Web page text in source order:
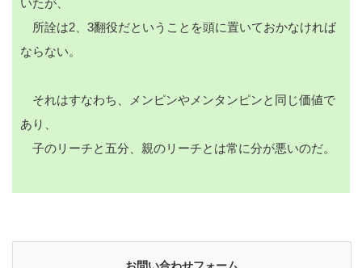
いたが、
所詮は2、3翻役だということを頭に置いておかなければ
ならない。
それはすなわち、メンピンやメンタンピンと同じ価値で
あり、
子のリーチと五分、親のリーチとは常に分が悪いのだ。